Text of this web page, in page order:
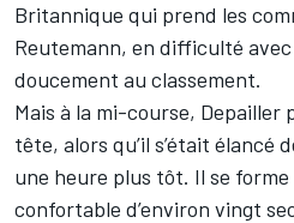
Britannique qui prend les
Reutemann, en difficulté
doucement au classement.
Mais à la mi-course, Depailler
tête, alors qu’il s’était élancé
une heure plus tôt. Il se
confortable d’environ vingt